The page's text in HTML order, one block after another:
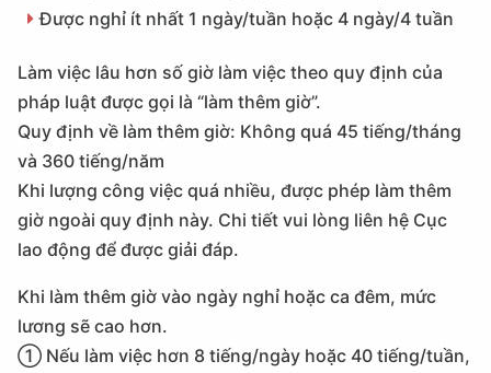
Được nghỉ ít nhất 1 ngày/tuần hoặc 4 ngày/4 tuần
Làm việc lâu hơn số giờ làm việc theo quy định của
pháp luật được gọi là “làm thêm giờ”.
Quy định về làm thêm giờ: Không quá 45 tiếng/tháng
và 360 tiếng/năm
Khi lượng công việc quá nhiều, được phép làm thêm
giờ ngoài quy định này. Chi tiết vui lòng liên hệ Cục
lao động để được giải đáp.
Khi làm thêm giờ vào ngày nghỉ hoặc ca đêm, mức
lương sẽ cao hơn.
① Nếu làm việc hơn 8 tiếng/ngày hoặc 40 tiếng/tuần,